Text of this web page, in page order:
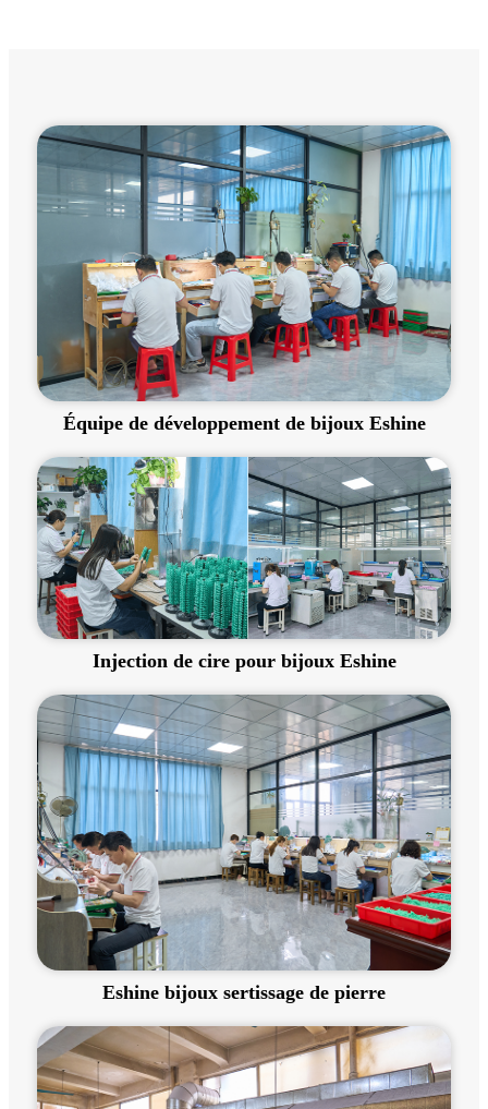
Équipe de développement de bijoux Eshine
Injection de cire pour bijoux Eshine
Eshine bijoux sertissage de pierre